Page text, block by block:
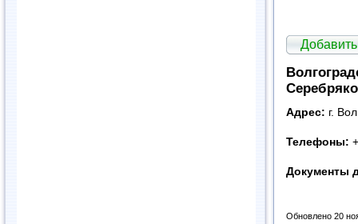
Адрес: г.
Телефоны:
Документы
Обновлено 20